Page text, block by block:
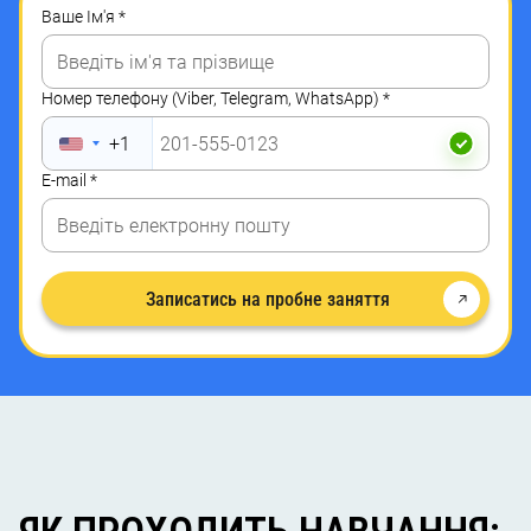
Ваше Ім'я *
Номер телефону (Viber, Telegram, WhatsApp) *
+1
E-mail *
Записатись на пробне заняття